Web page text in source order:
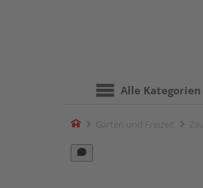
Alle Kategorien
Home